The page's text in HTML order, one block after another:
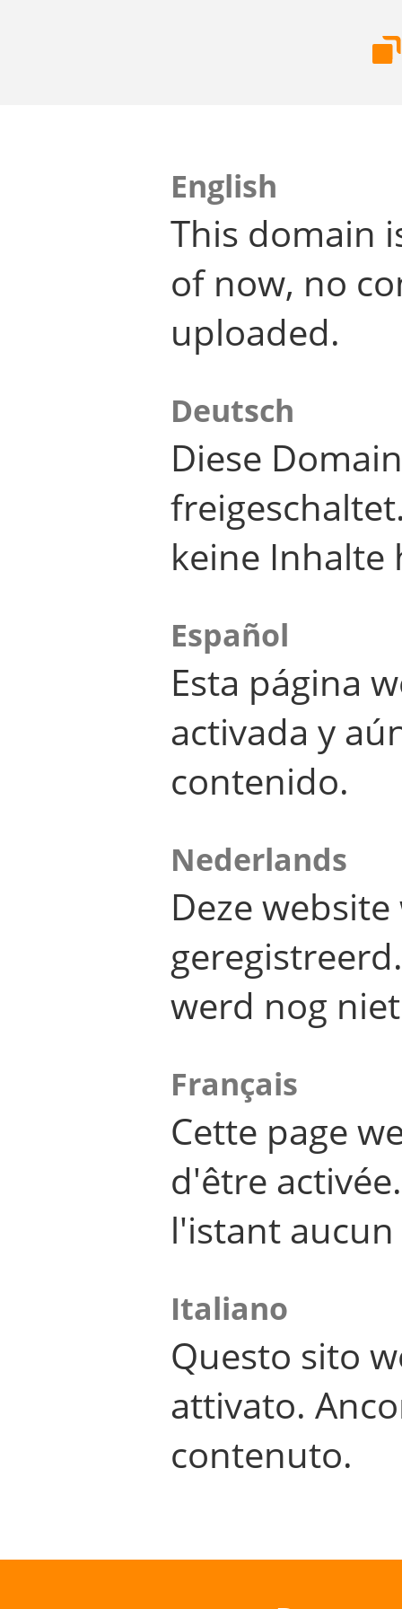
English
This domain
of now, no
uploaded.
Deutsch
Diese
keine Inhalte
Español
Esta página
activada y
contenido.
Nederlands
Deze
werd nog
Français
Cette page
d'être
l'istant
Italiano
Questo sito
attivato.
contenuto.